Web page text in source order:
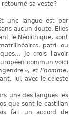
sa veste ?
une langue est par
aucun doute. Elles
le Néolithique, sont
patri- ou
Je crois l’avoir
commun voici
», et l’homme,
lui, avec le céleste
une des langues les
que sont le castillan
fait un accord de